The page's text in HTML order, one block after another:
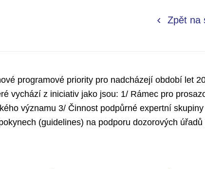
Zpět na
programové priority pro nadcházejí období let
vychází z iniciativ jako jsou: 1/ Rámec pro
významu 3/ Činnost podpůrné expertní skupiny
(guidelines) na podporu dozorových úřadů